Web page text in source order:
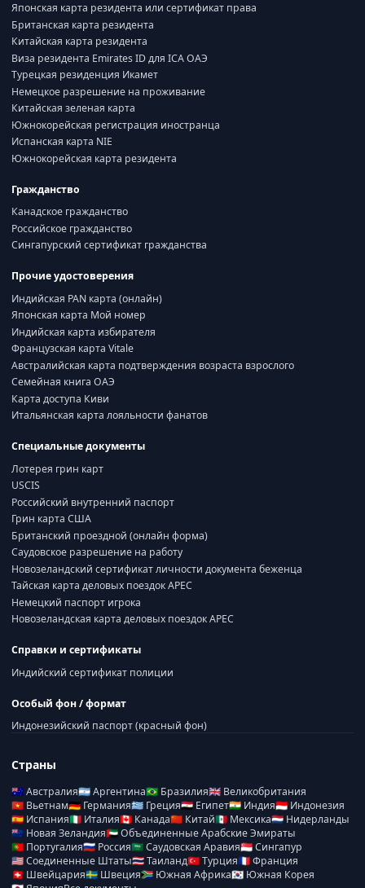
Японская карта резидента или сертификат права
Британская карта резидента
Китайская карта резидента
Виза резидента Emirates ID для ICA ОАЭ
Турецкая резиденция Икамет
Немецкое разрешение на проживание
Китайская зеленая карта
Южнокорейская регистрация иностранца
Испанская карта NIE
Южнокорейская карта резидента
Гражданство
Канадское гражданство
Российское гражданство
Сингапурский сертификат гражданства
Прочие удостоверения
Индийская PAN карта (онлайн)
Японская карта Мой номер
Индийская карта избирателя
Французская карта Vitale
Австралийская карта подтверждения возраста взрослого
Семейная книга ОАЭ
Карта доступа Киви
Итальянская карта лояльности фанатов
Специальные документы
Лотерея грин карт
USCIS
Российский внутренний паспорт
Грин карта США
Британский проездной (онлайн форма)
Саудовское разрешение на работу
Новозеландский сертификат личности документа беженца
Тайская карта деловых поездок APEC
Немецкий паспорт игрока
Новозеландская карта деловых поездок APEC
Справки и сертификаты
Индийский сертификат полиции
Особый фон / формат
Индонезийский паспорт (красный фон)
Страны
🇦🇺Австралия🇦🇷Аргентина🇧🇷 Бразилия🇬🇧 Великобритания
🇻🇳 Вьетнам🇩🇪 Германия🇬🇷 Греция🇪🇬 Египет🇮🇳 Индия🇮🇩 Индонезия
🇪🇸 Испания🇮🇹 Италия🇨🇦 Канада🇨🇳 Китай🇲🇽 Мексика🇳🇱 Нидерланды
🇳🇿 Новая Зеландия🇦🇪Объединенные Арабские Эмираты
🇵🇹 Португалия🇷🇺 Россия🇸🇦Саудовская Аравия🇸🇬Сингапур
🇺🇸Соединенные Штаты🇹🇭Таиланд🇹🇷Турция🇫🇷Франция
🇨🇭 Швейцария🇸🇪 Швеция🇿🇦 Южная Африка🇰🇷 Южная Корея